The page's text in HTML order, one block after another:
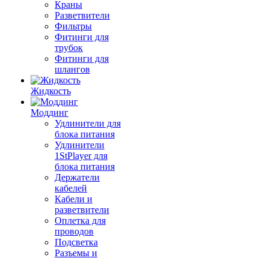
Краны
Разветвители
Фильтры
Фитинги для
трубок
Фитинги для
шлангов
Жидкость
Моддинг
Удлинители для
блока питания
Удлинители
1StPlayer для
блока питания
Держатели
кабелей
Кабели и
разветвители
Оплетка для
проводов
Подсветка
Разъемы и